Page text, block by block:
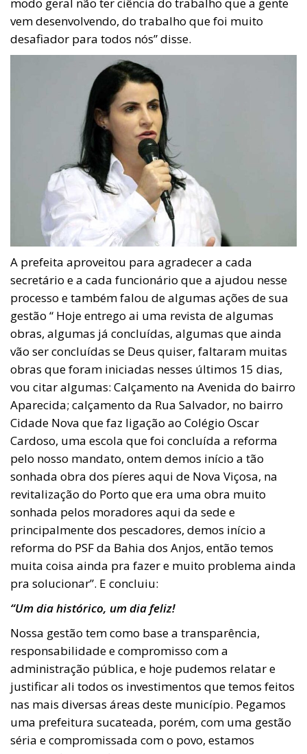
modo geral não ter ciência do trabalho que a gente
vem desenvolvendo, do trabalho que foi muito
desafiador para todos nós” disse.
A prefeita aproveitou para agradecer a cada
secretário e a cada funcionário que a ajudou nesse
processo e também falou de algumas ações de sua
gestão “ Hoje entrego ai uma revista de algumas
obras, algumas já concluídas, algumas que ainda
vão ser concluídas se Deus quiser, faltaram muitas
obras que foram iniciadas nesses últimos 15 dias,
vou citar algumas: Calçamento na Avenida do bairro
Aparecida; calçamento da Rua Salvador, no bairro
Cidade Nova que faz ligação ao Colégio Oscar
Cardoso, uma escola que foi concluída a reforma
pelo nosso mandato, ontem demos início a tão
sonhada obra dos píeres aqui de Nova Viçosa, na
revitalização do Porto que era uma obra muito
sonhada pelos moradores aqui da sede e
principalmente dos pescadores, demos início a
reforma do PSF da Bahia dos Anjos, então temos
muita coisa ainda pra fazer e muito problema ainda
pra solucionar”. E concluiu:
“Um dia histórico, um dia feliz!
Nossa gestão tem como base a transparência,
responsabilidade e compromisso com a
administração pública, e hoje pudemos relatar e
justificar ali todos os investimentos que temos feitos
nas mais diversas áreas deste município. Pegamos
uma prefeitura sucateada, porém, com uma gestão
séria e compromissada com o povo, estamos